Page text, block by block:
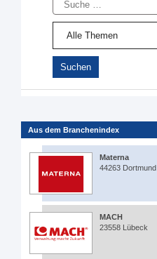
Aus dem Branchenindex
Materna
44263 Dortmund
MACH
23558 Lübeck